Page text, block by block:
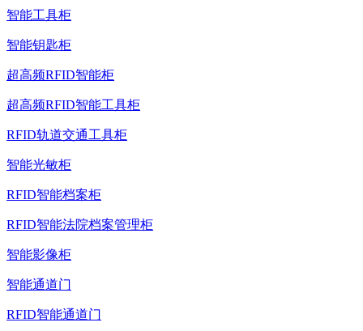
智能工具柜
智能钥匙柜
超高频RFID智能柜
超高频RFID智能工具柜
RFID轨道交通工具柜
智能光敏柜
RFID智能档案柜
RFID智能法院档案管理柜
智能影像柜
智能通道门
RFID智能通道门